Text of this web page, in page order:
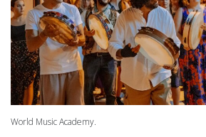
World Music Academy.